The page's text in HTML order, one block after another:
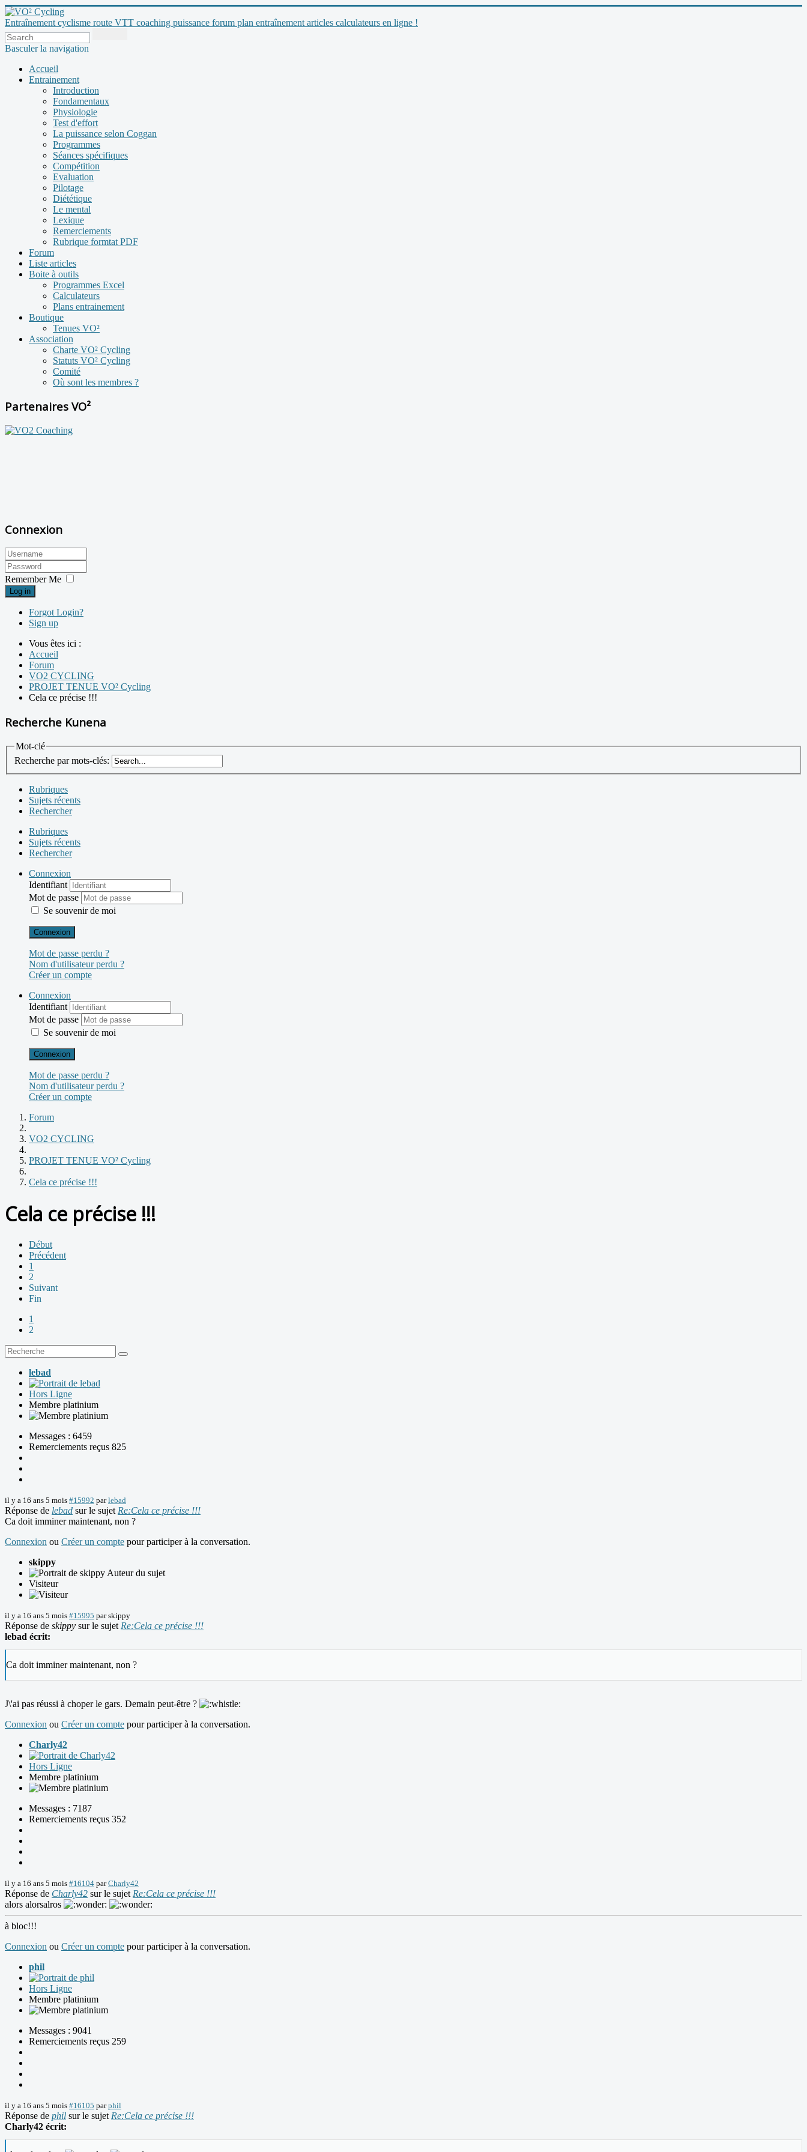
Entraînement cyclisme route VTT coaching puissance forum plan entraînement articles calculateurs en ligne !
Basculer la navigation
Accueil
Entrainement
Introduction
Fondamentaux
Physiologie
Test d'effort
La puissance selon Coggan
Programmes
Séances spécifiques
Compétition
Evaluation
Pilotage
Diététique
Le mental
Lexique
Remerciements
Rubrique formtat PDF
Forum
Liste articles
Boite à outils
Programmes Excel
Calculateurs
Plans entrainement
Boutique
Tenues VO²
Association
Charte VO² Cycling
Statuts VO² Cycling
Comité
Où sont les membres ?
Partenaires VO²
Connexion
Remember Me
Log in
Forgot Login?
Sign up
Vous êtes ici :
Accueil
Forum
VO2 CYCLING
PROJET TENUE VO² Cycling
Cela ce précise !!!
Recherche Kunena
Mot-clé
Recherche par mots-clés:
Rubriques
Sujets récents
Rechercher
Rubriques
Sujets récents
Rechercher
Connexion
Identifiant
Mot de passe
Se souvenir de moi
Connexion
Mot de passe perdu ?
Nom d'utilisateur perdu ?
Créer un compte
Connexion
Identifiant
Mot de passe
Se souvenir de moi
Connexion
Mot de passe perdu ?
Nom d'utilisateur perdu ?
Créer un compte
Forum
VO2 CYCLING
PROJET TENUE VO² Cycling
Cela ce précise !!!
Cela ce précise !!!
Début
Précédent
1
2
Suivant
Fin
1
2
lebad
Hors Ligne
Membre platinium
Messages : 6459
Remerciements reçus 825
il y a 16 ans 5 mois #15992 parlebad
Réponse de lebad sur le sujet Re:Cela ce précise !!!
Ca doit imminer maintenant, non ?
Connexion ou Créer un compte pour participer à la conversation.
skippy
Auteur du sujet
Visiteur
il y a 16 ans 5 mois #15995 parskippy
Réponse de skippy sur le sujet Re:Cela ce précise !!!
lebad écrit:
Ca doit imminer maintenant, non ?
J\'ai pas réussi à choper le gars. Demain peut-être ?
Connexion ou Créer un compte pour participer à la conversation.
Charly42
Hors Ligne
Membre platinium
Messages : 7187
Remerciements reçus 352
il y a 16 ans 5 mois #16104 parCharly42
Réponse de Charly42 sur le sujet Re:Cela ce précise !!!
alors alorsalros
à bloc!!!
Connexion ou Créer un compte pour participer à la conversation.
phil
Hors Ligne
Membre platinium
Messages : 9041
Remerciements reçus 259
il y a 16 ans 5 mois #16105 parphil
Réponse de phil sur le sujet Re:Cela ce précise !!!
Charly42 écrit: